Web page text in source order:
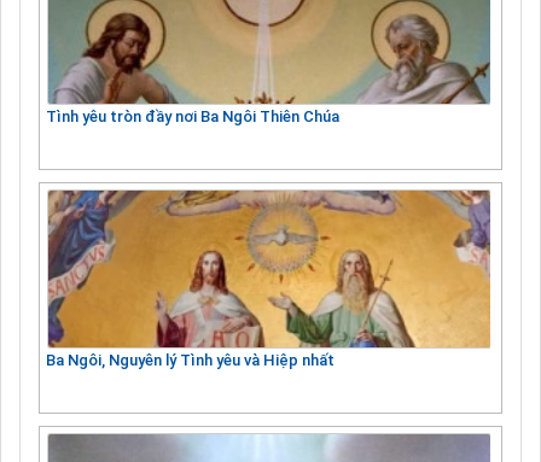
Tình yêu tròn đầy nơi Ba Ngôi Thiên Chúa
Ba Ngôi, Nguyên lý Tình yêu và Hiệp nhất